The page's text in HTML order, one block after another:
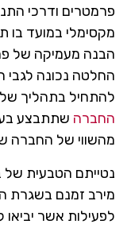
ודרכי
במועד בו
מעמיקה של
נכונה לגבי
בתהליך של
שתתבצע בעתיד
של החברה שלכם
הטבעית של
זמנם בשגרת
אשר יביאו